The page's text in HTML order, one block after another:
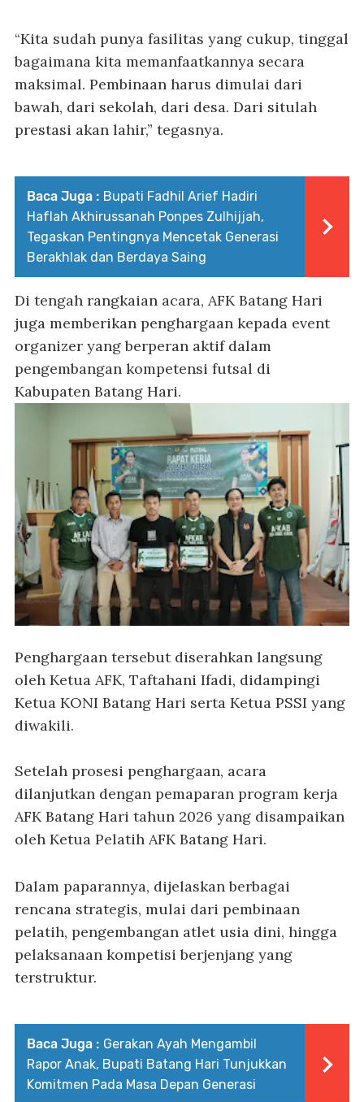
“Kita sudah punya fasilitas yang cukup, tinggal
bagaimana kita memanfaatkannya secara
maksimal. Pembinaan harus dimulai dari
bawah, dari sekolah, dari desa. Dari situlah
prestasi akan lahir,” tegasnya.
Baca Juga : Bupati Fadhil Arief Hadiri
Haflah Akhirussanah Ponpes Zulhijjah,
Tegaskan Pentingnya Mencetak Generasi
Berakhlak dan Berdaya Saing
Di tengah rangkaian acara, AFK Batang Hari
juga memberikan penghargaan kepada event
organizer yang berperan aktif dalam
pengembangan kompetensi futsal di
Kabupaten Batang Hari.
Penghargaan tersebut diserahkan langsung
oleh Ketua AFK, Taftahani Ifadi, didampingi
Ketua KONI Batang Hari serta Ketua PSSI yang
diwakili.
Setelah prosesi penghargaan, acara
dilanjutkan dengan pemaparan program kerja
AFK Batang Hari tahun 2026 yang disampaikan
oleh Ketua Pelatih AFK Batang Hari.
Dalam paparannya, dijelaskan berbagai
rencana strategis, mulai dari pembinaan
pelatih, pengembangan atlet usia dini, hingga
pelaksanaan kompetisi berjenjang yang
terstruktur.
Baca Juga : Gerakan Ayah Mengambil
Rapor Anak, Bupati Batang Hari Tunjukkan
Komitmen Pada Masa Depan Generasi